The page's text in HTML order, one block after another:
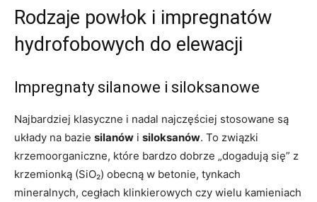
Rodzaje powłok i impregnatów
hydrofobowych do elewacji
Impregnaty silanowe i siloksanowe
Najbardziej klasyczne i nadal najczęściej stosowane są
układy na bazie silanów i siloksanów. To związki
krzemoorganiczne, które bardzo dobrze „dogadują się” z
krzemionką (SiO₂) obecną w betonie, tynkach
mineralnych, cegłach klinkierowych czy wielu kamieniach